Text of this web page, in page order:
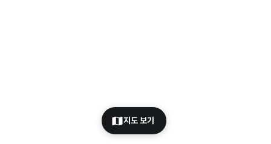
지도 보기